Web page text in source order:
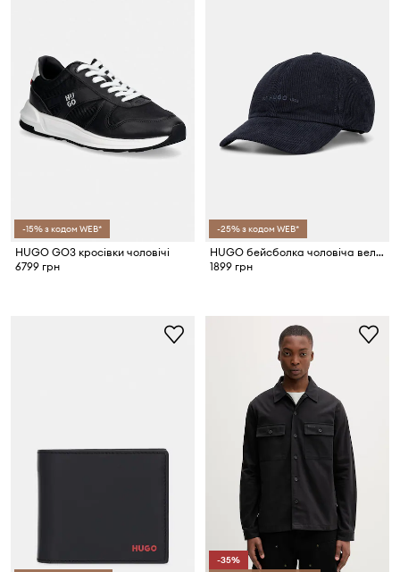
-15% з кодом WEB*
HUGO GO3 кросівки чоловічі
6799 грн
-25% з кодом WEB*
HUGO бейсболка чоловіча вельветова Mett-CO
1899 грн
-35%